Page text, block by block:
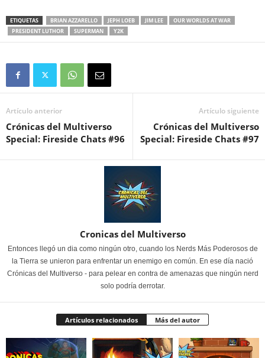
ETIQUETAS BRIAN AZZARELLO JEPH LOEB JIM LEE
OUR WORLDS AT WAR
PRESIDENT LUTHOR
SUPERMAN Y2K
Artículo anterior
Crónicas del Multiverso
Special: Fireside Chats #96
Artículo siguiente
Crónicas del Multiverso
Special: Fireside Chats #97
Cronicas del Multiverso
Entonces llegó un dia como ningún otro, cuando los Nerds Más Poderosos de
la Tierra se unieron para enfrentar un enemigo en común. En ese día nació
Crónicas del Multiverso - para pelear en contra de amenazas que ningún nerd
solo podría derrotar.
Artículos relacionados Más del autor